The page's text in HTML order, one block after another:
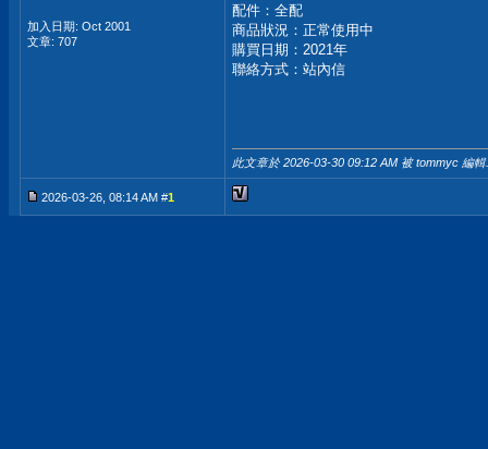
加入日期: Oct 2001
文章: 707
配件：全配
商品狀況：正常使用中
購買日期：2021年
聯絡方式：站內信
此文章於 2026-03-30 09:12 AM 被 tommyc 編輯.
2026-03-26, 08:14 AM #1